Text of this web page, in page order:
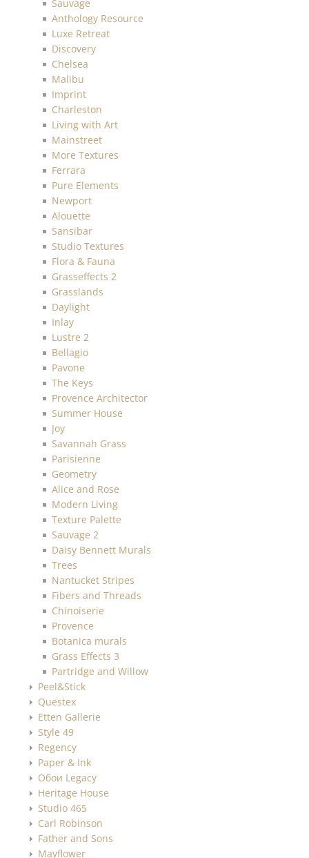
Sauvage
Anthology Resource
Luxe Retreat
Discovery
Chelsea
Malibu
Imprint
Charleston
Living with Art
Mainstreet
More Textures
Ferrara
Pure Elements
Newport
Alouette
Sansibar
Studio Textures
Flora & Fauna
Grasseffects 2
Grasslands
Daylight
Inlay
Lustre 2
Bellagio
Pavone
The Keys
Provence Architector
Summer House
Joy
Savannah Grass
Parisienne
Geometry
Alice and Rose
Modern Living
Texture Palette
Sauvage 2
Daisy Bennett Murals
Trees
Nantucket Stripes
Fibers and Threads
Chinoiserie
Provence
Botanica murals
Grass Effects 3
Partridge and Willow
Peel&Stick
Questex
Etten Gallerie
Style 49
Regency
Paper & Ink
Обои Legacy
Heritage House
Studio 465
Carl Robinson
Father and Sons
Mayflower